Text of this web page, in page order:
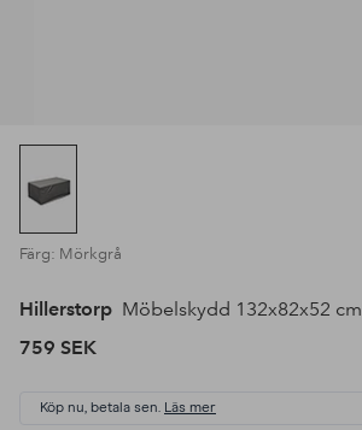
Färg: Mörkgrå
Hillerstorp Möbelskydd 132x82x52 cm
759 SEK
Köp nu, betala sen. Läs mer